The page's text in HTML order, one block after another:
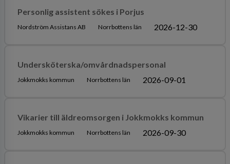
Personlig assistent sökes i Porjus
Nordström Assistans AB Norrbottens län 2026-12-30
Undersköterska/omvårdnadspersonal
Jokkmokks kommun Norrbottens län 2026-09-01
Vikarier till äldreomsorgen i Jokkmokks kommun
Jokkmokks kommun Norrbottens län 2026-09-30